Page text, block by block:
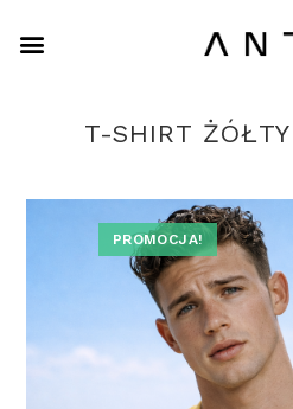
T-SHIRT
PROMOCJA!